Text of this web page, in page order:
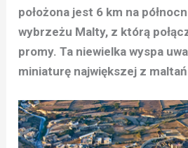
położona jest 6 km na
wybrzeżu Malty, z którą
promy. Ta niewielka wyspa
miniaturę największej z